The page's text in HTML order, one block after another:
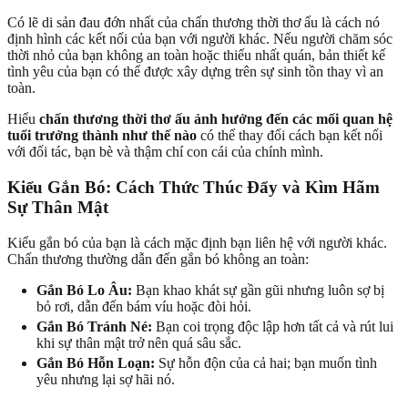
Có lẽ di sản đau đớn nhất của chấn thương thời thơ ấu là cách nó
định hình các kết nối của bạn với người khác. Nếu người chăm sóc
thời nhỏ của bạn không an toàn hoặc thiếu nhất quán, bản thiết kế
tình yêu của bạn có thể được xây dựng trên sự sinh tồn thay vì an
toàn.
Hiểu chấn thương thời thơ ấu ảnh hưởng đến các mối quan hệ
tuổi trưởng thành như thế nào có thể thay đổi cách bạn kết nối
với đối tác, bạn bè và thậm chí con cái của chính mình.
Kiểu Gắn Bó: Cách Thức Thúc Đẩy và Kìm Hãm
Sự Thân Mật
Kiểu gắn bó của bạn là cách mặc định bạn liên hệ với người khác.
Chấn thương thường dẫn đến gắn bó không an toàn:
Gắn Bó Lo Âu: Bạn khao khát sự gần gũi nhưng luôn sợ bị
bỏ rơi, dẫn đến bám víu hoặc đòi hỏi.
Gắn Bó Tránh Né: Bạn coi trọng độc lập hơn tất cả và rút lui
khi sự thân mật trở nên quá sâu sắc.
Gắn Bó Hỗn Loạn: Sự hỗn độn của cả hai; bạn muốn tình
yêu nhưng lại sợ hãi nó.